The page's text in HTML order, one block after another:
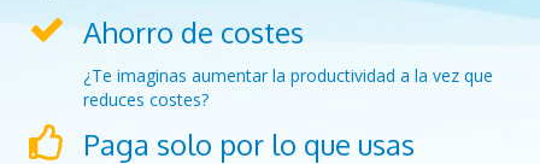
Ahorro de costes
¿Te imaginas aumentar la productividad a la vez que
reduces costes?
Paga solo por lo que usas